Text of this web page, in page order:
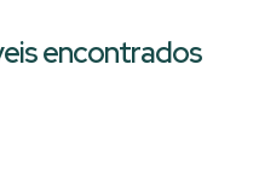
encontrados